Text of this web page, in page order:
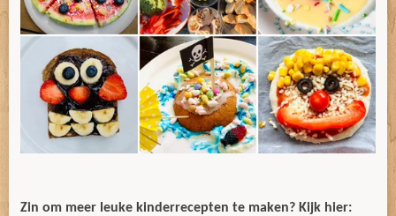
Zin om meer leuke kinderrecepten te maken? Kijk hier: